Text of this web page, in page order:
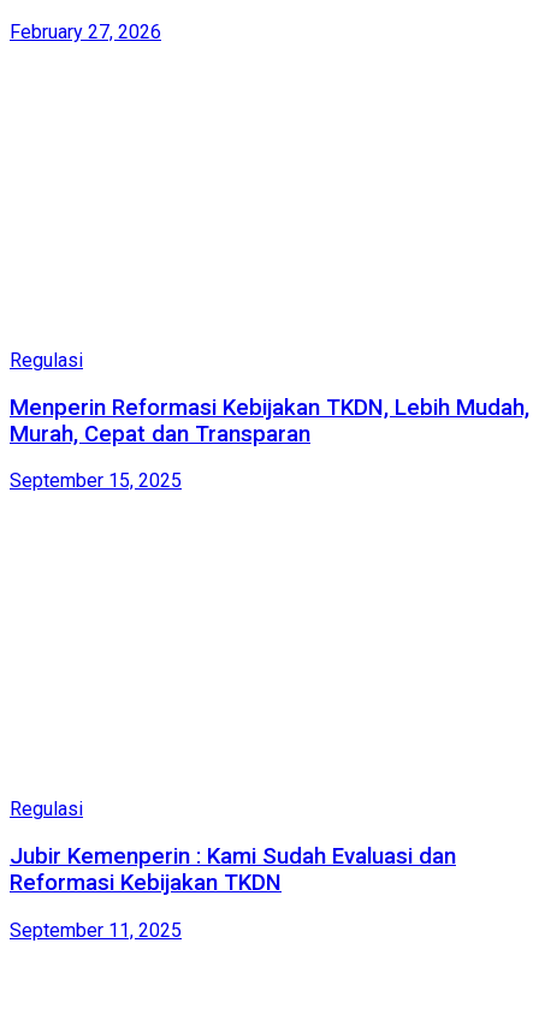
February 27, 2026
Regulasi
Menperin Reformasi Kebijakan TKDN, Lebih Mudah,
Murah, Cepat dan Transparan
September 15, 2025
Regulasi
Jubir Kemenperin : Kami Sudah Evaluasi dan
Reformasi Kebijakan TKDN
September 11, 2025